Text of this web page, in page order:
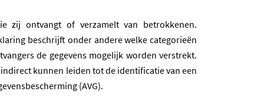
zij ontvangt of verzamelt van betrokkenen.
beschrijft onder andere welke categorieën
de gegevens mogelijk worden verstrekt.
kunnen leiden tot de identificatie van een
(AVG).